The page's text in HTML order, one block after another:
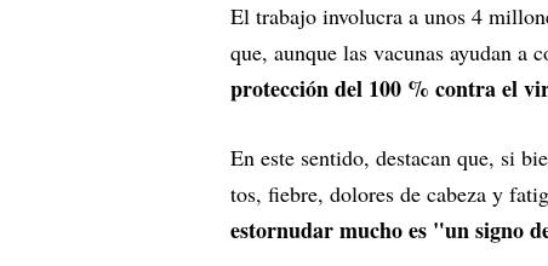
El trabajo involucra a unos 4
que, aunque las vacunas ayudan a
protección del 100 % contra el
En este sentido, destacan que, si
tos, fiebre, dolores de cabeza y
estornudar mucho es "un signo